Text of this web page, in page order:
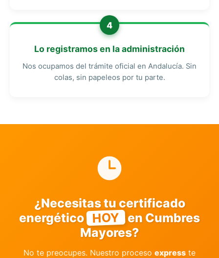
4
Lo registramos en la administración
Nos ocupamos del trámite oficial en Andalucía. Sin
colas, sin papeleos por tu parte.
¿Necesitas tu certificado
energético HOY en Cumbres
Mayores?
No te preocupes. Nuestro proceso express te